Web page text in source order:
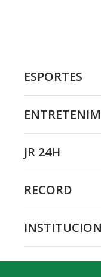
ESPORTES
JR 24H
RECORD